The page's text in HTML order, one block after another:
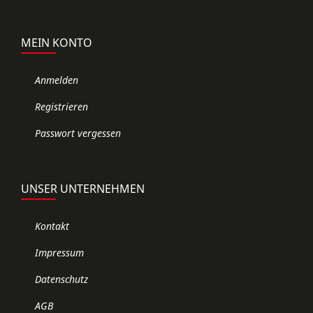
MEIN KONTO
Anmelden
Registrieren
Passwort vergessen
UNSER UNTERNEHMEN
Kontakt
Impressum
Datenschutz
AGB